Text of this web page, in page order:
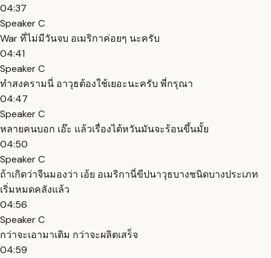
04:37
Speaker C
War ที่ไม่มีวันจบ อเมริกาค่อยๆ นะครับ
04:41
Speaker C
ทำสงครามนี่ อาวุธต้องใช้เยอะนะครับ พี่กรุณา
04:47
Speaker C
หลายคนบอก เอ๊ะ แล้วเรื่องไต้หวันมันจะร้อนขึ้นมั้ย
04:50
Speaker C
ถ้าเกิดว่าจีนมองว่า เอ้ย อเมริกานี่ขีปนาวุธบางชนิดบางประเภท
เริ่มหมดคลังแล้ว
04:56
Speaker C
กว่าจะเอามาเติม กว่าจะผลิตเสร็จ
04:59